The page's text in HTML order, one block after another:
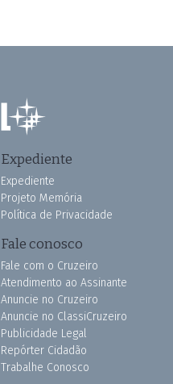
Expediente
Expediente
Projeto Memória
Política de Privacidade
Fale conosco
Fale com o Cruzeiro
Atendimento ao Assinante
Anuncie no Cruzeiro
Anuncie no ClassiCruzeiro
Publicidade Legal
Repórter Cidadão
Trabalhe Conosco